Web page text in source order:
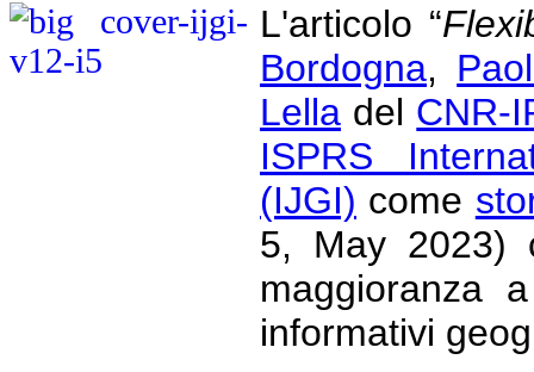
L'articolo “
Bordogna,
Lella del CNR-
ISPRS
(IJGI) come
5, May 2023)
maggioranza
informativi